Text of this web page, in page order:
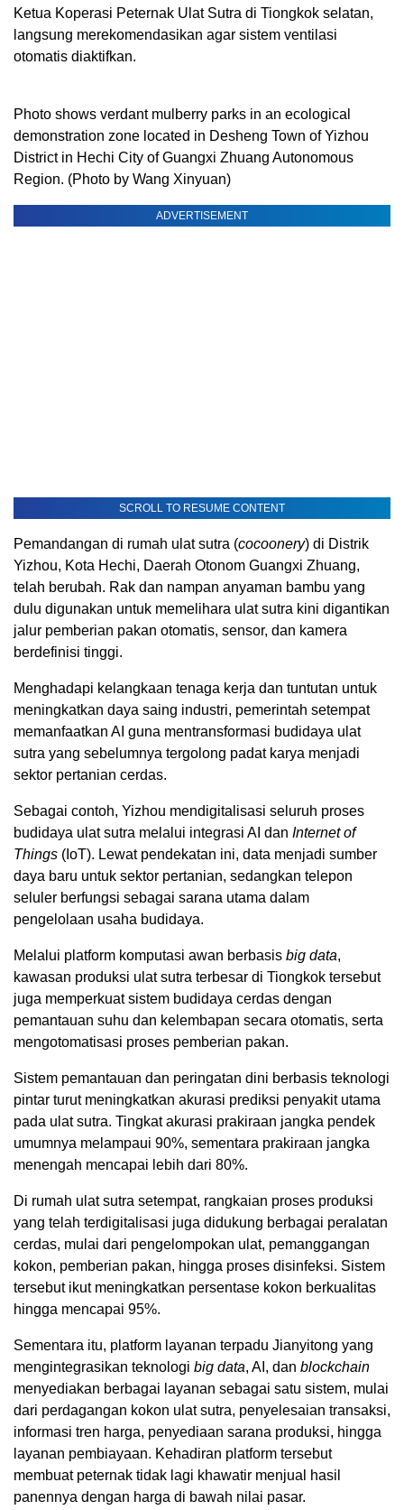
Ketua Koperasi Peternak Ulat Sutra di Tiongkok selatan,
langsung merekomendasikan agar sistem ventilasi
otomatis diaktifkan.
Photo shows verdant mulberry parks in an ecological
demonstration zone located in Desheng Town of Yizhou
District in Hechi City of Guangxi Zhuang Autonomous
Region. (Photo by Wang Xinyuan)
ADVERTISEMENT
SCROLL TO RESUME CONTENT
Pemandangan di rumah ulat sutra (cocoonery) di Distrik
Yizhou, Kota Hechi, Daerah Otonom Guangxi Zhuang,
telah berubah. Rak dan nampan anyaman bambu yang
dulu digunakan untuk memelihara ulat sutra kini digantikan
jalur pemberian pakan otomatis, sensor, dan kamera
berdefinisi tinggi.
Menghadapi kelangkaan tenaga kerja dan tuntutan untuk
meningkatkan daya saing industri, pemerintah setempat
memanfaatkan AI guna mentransformasi budidaya ulat
sutra yang sebelumnya tergolong padat karya menjadi
sektor pertanian cerdas.
Sebagai contoh, Yizhou mendigitalisasi seluruh proses
budidaya ulat sutra melalui integrasi AI dan Internet of
Things (IoT). Lewat pendekatan ini, data menjadi sumber
daya baru untuk sektor pertanian, sedangkan telepon
seluler berfungsi sebagai sarana utama dalam
pengelolaan usaha budidaya.
Melalui platform komputasi awan berbasis big data,
kawasan produksi ulat sutra terbesar di Tiongkok tersebut
juga memperkuat sistem budidaya cerdas dengan
pemantauan suhu dan kelembapan secara otomatis, serta
mengotomatisasi proses pemberian pakan.
Sistem pemantauan dan peringatan dini berbasis teknologi
pintar turut meningkatkan akurasi prediksi penyakit utama
pada ulat sutra. Tingkat akurasi prakiraan jangka pendek
umumnya melampaui 90%, sementara prakiraan jangka
menengah mencapai lebih dari 80%.
Di rumah ulat sutra setempat, rangkaian proses produksi
yang telah terdigitalisasi juga didukung berbagai peralatan
cerdas, mulai dari pengelompokan ulat, pemanggangan
kokon, pemberian pakan, hingga proses disinfeksi. Sistem
tersebut ikut meningkatkan persentase kokon berkualitas
hingga mencapai 95%.
Sementara itu, platform layanan terpadu Jianyitong yang
mengintegrasikan teknologi big data, AI, dan blockchain
menyediakan berbagai layanan sebagai satu sistem, mulai
dari perdagangan kokon ulat sutra, penyelesaian transaksi,
informasi tren harga, penyediaan sarana produksi, hingga
layanan pembiayaan. Kehadiran platform tersebut
membuat peternak tidak lagi khawatir menjual hasil
panennya dengan harga di bawah nilai pasar.